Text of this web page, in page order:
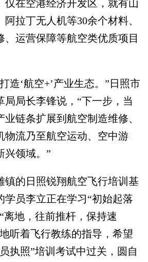
仅在空港经济开发区，就有山
拉丁无人机等30余个材料、
、运营保障等航空类优质项目
‘航空+’产业生态。”日照市
局局长李锋说，“下一步，当
链条扩展到航空制造维修、
物流乃至航空运动、空中游
兴领域。”
的日照锐翔航空飞行培训基
学员李立正在学习“初始起落
离地，往前推杆，保持速
听着飞行教练的指导，希望
执照”培训考试中过关，圆自